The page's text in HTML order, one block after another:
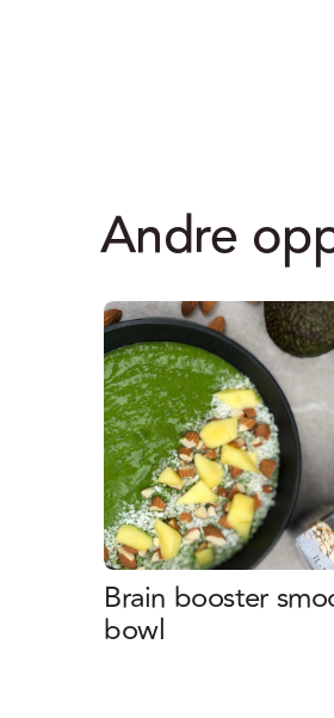
Andre
Brain booster
bowl